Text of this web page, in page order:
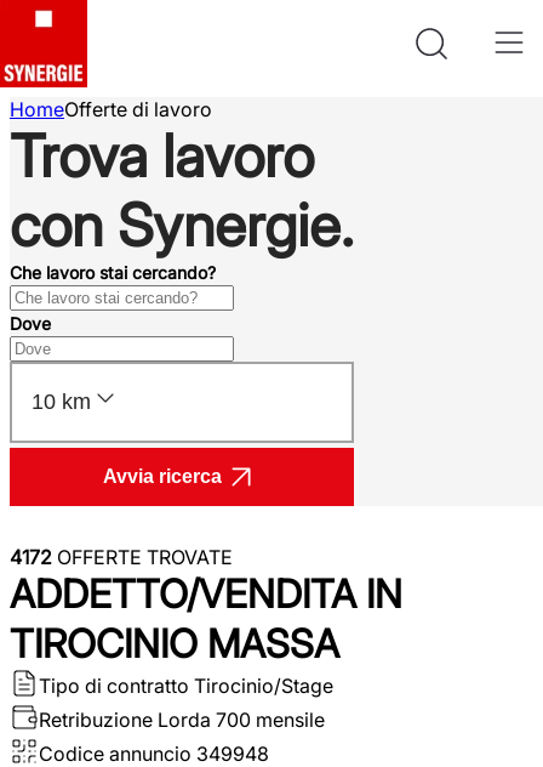
HomeOfferte di lavoro
Trova lavoro
con Synergie.
Che lavoro stai cercando?
Dove
10 km
Avvia ricerca
4172 OFFERTE TROVATE
ADDETTO/VENDITA IN
TIROCINIO MASSA
Tipo di contratto Tirocinio/Stage
Retribuzione Lorda 700 mensile
Codice annuncio 349948